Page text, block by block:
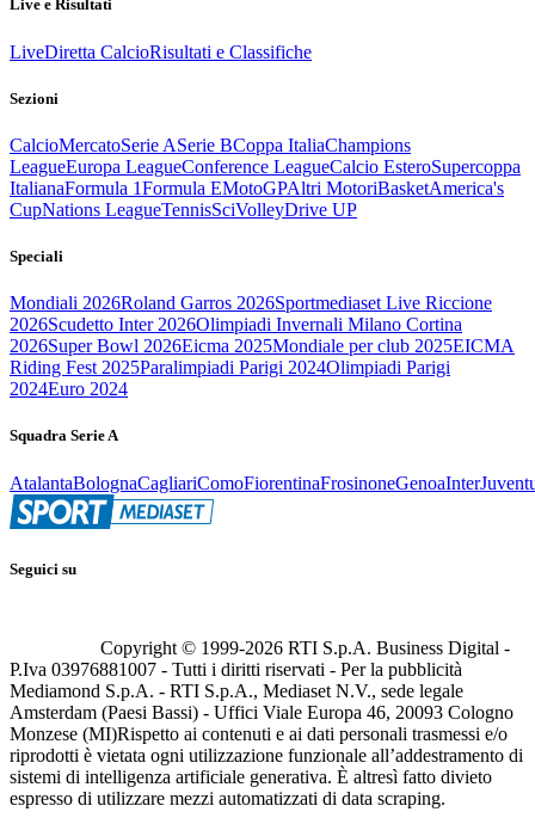
Live e Risultati
LiveDiretta CalcioRisultati e Classifiche
Sezioni
CalcioMercatoSerie ASerie BCoppa ItaliaChampions
LeagueEuropa LeagueConference LeagueCalcio EsteroSupercoppa
ItalianaFormula 1Formula EMotoGPAltri MotoriBasketAmerica's
CupNations LeagueTennisSciVolleyDrive UP
Speciali
Mondiali 2026Roland Garros 2026Sportmediaset Live Riccione
2026Scudetto Inter 2026Olimpiadi Invernali Milano Cortina
2026Super Bowl 2026Eicma 2025Mondiale per club 2025EICMA
Riding Fest 2025Paralimpiadi Parigi 2024Olimpiadi Parigi
2024Euro 2024
Squadra Serie A
AtalantaBolognaCagliariComoFiorentinaFrosinoneGenoaInter
Seguici su
Copyright © 1999-2026 RTI S.p.A. Business Digital -
P.Iva 03976881007 - Tutti i diritti riservati - Per la pubblicità
Mediamond S.p.A. - RTI S.p.A., Mediaset N.V., sede legale
Amsterdam (Paesi Bassi) - Uffici Viale Europa 46, 20093 Cologno
Monzese (MI)Rispetto ai contenuti e ai dati personali trasmessi e/o
riprodotti è vietata ogni utilizzazione funzionale all’addestramento di
sistemi di intelligenza artificiale generativa. È altresì fatto divieto
espresso di utilizzare mezzi automatizzati di data scraping.